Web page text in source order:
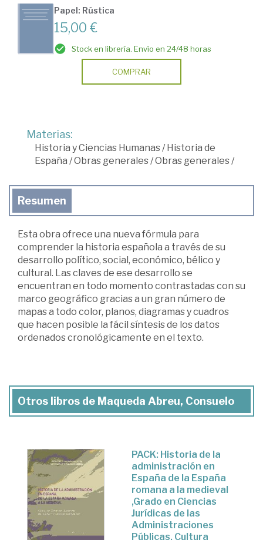
Papel: Rústica
15,00 €
Stock en librería. Envío en 24/48 horas
COMPRAR
Materias:
Historia y Ciencias Humanas/Historia de
España /Obras generales/Obras generales/
Resumen
Esta obra ofrece una nueva fórmula para
comprender la historia española a través de su
desarrollo político, social, económico, bélico y
cultural. Las claves de ese desarrollo se
encuentran en todo momento contrastadas con su
marco geográfico gracias a un gran número de
mapas a todo color, planos, diagramas y cuadros
que hacen posible la fácil síntesis de los datos
ordenados cronológicamente en el texto.
Otros libros de Maqueda Abreu, Consuelo
PACK: Historia de la
administración en
España de la España
romana a la medieval
,Grado en Ciencias
Jurídicas de las
Administraciones
Públicas. Cultura